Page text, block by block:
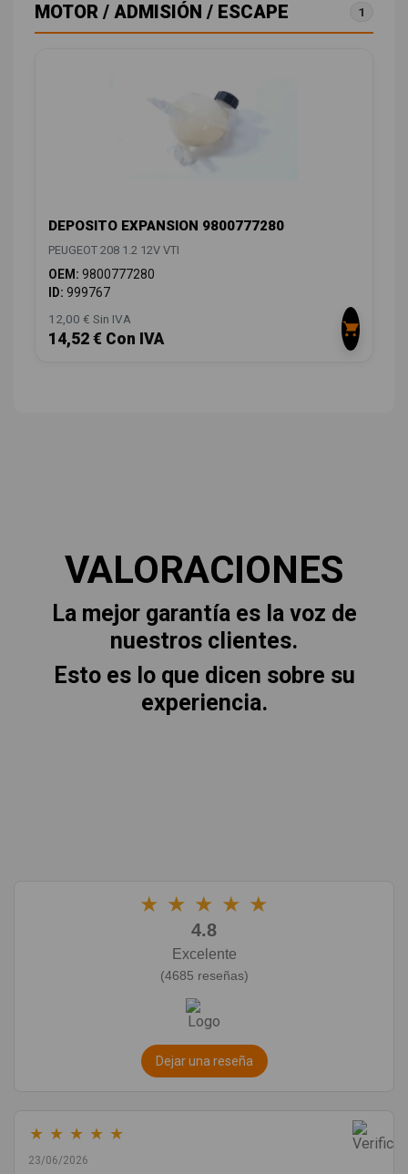
MOTOR / ADMISIÓN / ESCAPE 1
DEPOSITO EXPANSION 9800777280
PEUGEOT 208 1.2 12V VTI
OEM: 9800777280
ID: 999767
12,00 € Sin IVA
14,52 € Con IVA
VALORACIONES
La mejor garantía es la voz de
nuestros clientes.
Esto es lo que dicen sobre su
experiencia.
★ ★ ★ ★ ★
4.8
Excelente
(4685 reseñas)
Dejar una reseña
★ ★ ★ ★ ★
23/06/2026